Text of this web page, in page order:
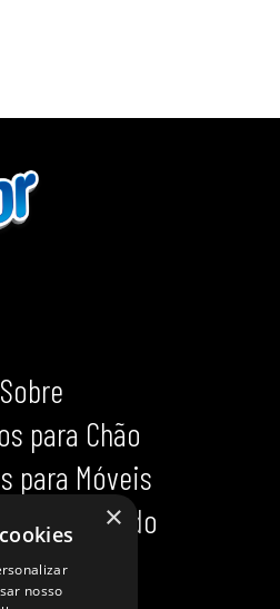
Sobre
para Chão
para Móveis
para Calçado
×
nosso